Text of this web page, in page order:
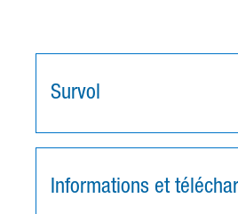
Survol
Informations et